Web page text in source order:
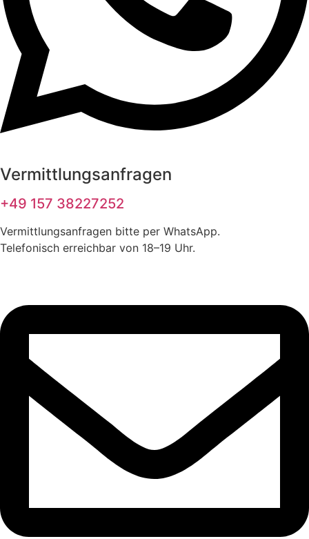
Vermittlungsanfragen
+49 157 38227252
Vermittlungsanfragen bitte per WhatsApp.
Telefonisch erreichbar von 18–19 Uhr.